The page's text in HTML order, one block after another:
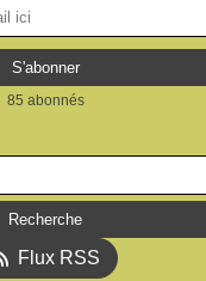
85 abonnés
Flux RSS